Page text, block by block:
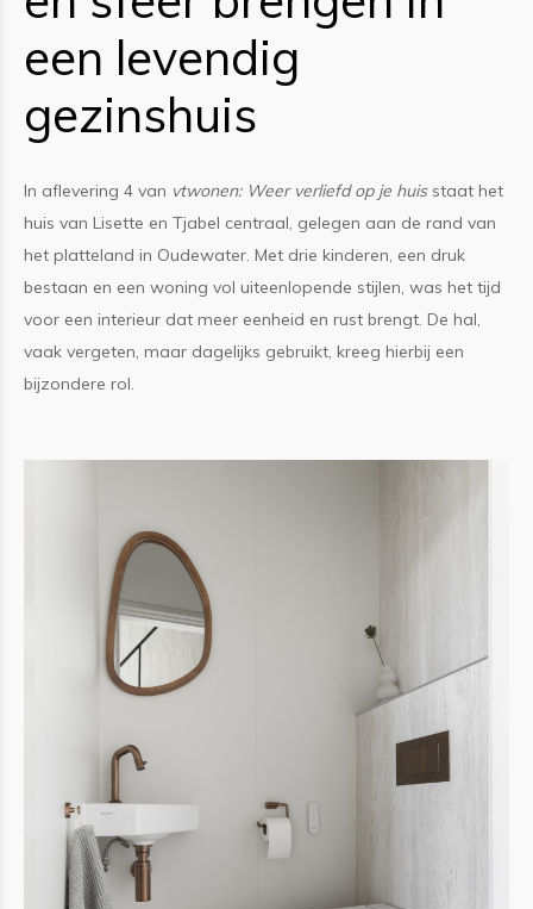
een levendig
gezinshuis
In aflevering 4 van vtwonen: Weer verliefd op je huisstaat het
huis van Lisette en Tjabel centraal, gelegen aan de rand van
het platteland in Oudewater. Met drie kinderen, een druk
bestaan en een woning vol uiteenlopende stijlen, was het tijd
voor een interieur dat meer eenheid en rust brengt. De hal,
vaak vergeten, maar dagelijks gebruikt, kreeg hierbij een
bijzondere rol.